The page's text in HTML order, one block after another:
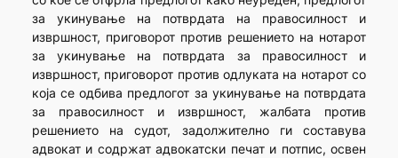
за укинување на потврдата на правосилност и
извршност, приговорот против решението на нотарот
за укинување на потврдата за правосилност и
извршност, приговорот против одлуката на нотарот со
која се одбива предлогот за укинување на потврдата
за правосилност и извршност, жалбата против
решението на судот, задолжително ги составува
адвокат и содржат адвокатски печат и потпис, освен